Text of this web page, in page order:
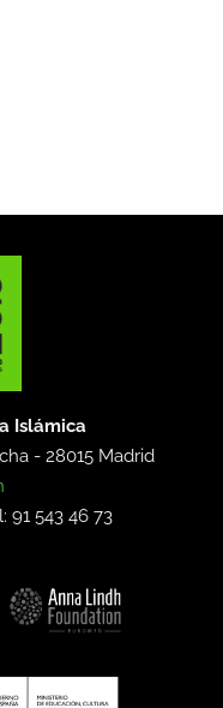
Islámica
-28015 Madrid
91 543 46 73